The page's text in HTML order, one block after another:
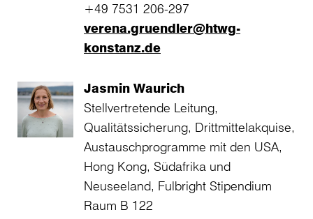
+49 7531 206-297
verena.gruendler@htwg-
konstanz.de
Jasmin Waurich
Stellvertretende Leitung,
Qualitätssicherung, Drittmittelakquise,
Austauschprogramme mit den USA,
Hong Kong, Südafrika und
Neuseeland, Fulbright Stipendium
Raum B 122